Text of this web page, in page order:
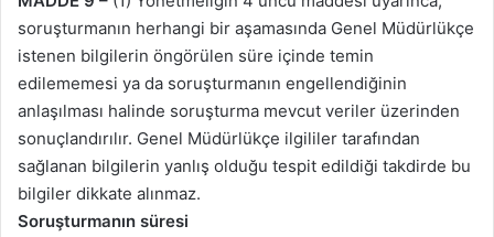
soruşturmanın herhangi bir aşamasında Genel Müdürlükçe
istenen bilgilerin öngörülen süre içinde temin
edilememesi ya da soruşturmanın engellendiğinin
anlaşılması halinde soruşturma mevcut veriler üzerinden
sonuçlandırılır. Genel Müdürlükçe ilgililer tarafından
sağlanan bilgilerin yanlış olduğu tespit edildiği takdirde bu
bilgiler dikkate alınmaz.
Soruşturmanın süresi